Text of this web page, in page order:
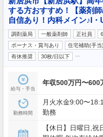
する方おすすめ！【薬剤
自信あり！内科メイン♪I
調剤薬局 一般薬剤師 正社員
ボーナス・賞与あり
住宅補助(手
有休推奨
30枚/日以下
給与・手当
年収500万円〜600
勤務時間
月火水金9:00〜
勤務
【休日】日曜日,